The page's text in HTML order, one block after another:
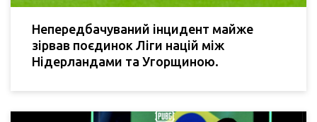
Непередбачуваний інцидент майже
зірвав поєдинок Ліги націй між
Нідерландами та Угорщиною.